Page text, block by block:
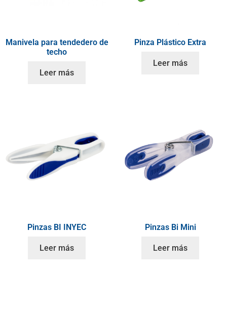
Manivela para tendedero de
techo
Leer más
Pinza Plástico Extra
Leer más
Pinzas BI INYEC
Leer más
Pinzas Bi Mini
Leer más